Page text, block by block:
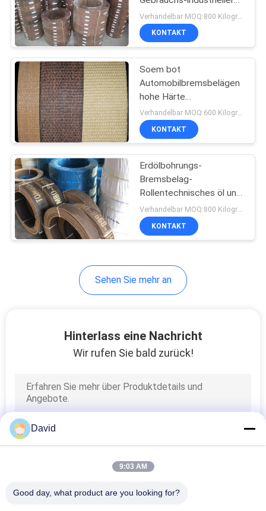
Siegelring-Dichtung
Asbest-freier
Bremsbelag
Reibungs-
Bremsband-Futter
Asbest-Bremsbelag
KONTAKT
Soem bot
Automobilbremsbelägen
hohe Härte
kundengebundene Größe
an
Verhandelbar MOQ:600 Kilogramm
KONTAKT
Erdölbohrungs-
Bremsbelag-
Rollentechnisches öl und
-Verschleißfestigkeit
Verhandelbar MOQ:800 Kilogramm
KONTAKT
Sehen Sie mehr an
Hinterlass eine Nachricht
Wir rufen Sie bald zurück!
David
9:03 AM
Good day, what product are you looking for?